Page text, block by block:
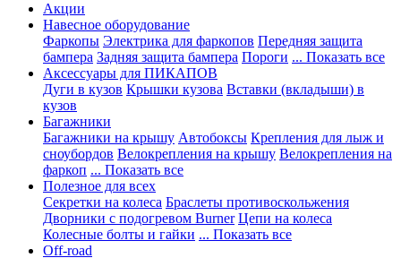
Акции
Навесное оборудование
Фаркопы Электрика для фаркопов Передняя защита
бампера Задняя защита бампера Пороги ... Показать все
Аксессуары для ПИКАПОВ
Дуги в кузов Крышки кузова Вставки (вкладыши) в
кузов
Багажники
Багажники на крышу Автобоксы Крепления для лыж и
сноубордов Велокрепления на крышу Велокрепления на
фаркоп ... Показать все
Полезное для всех
Секретки на колеса Браслеты противоскольжения
Дворники с подогревом Burner Цепи на колеса
Колесные болты и гайки ... Показать все
Off-road